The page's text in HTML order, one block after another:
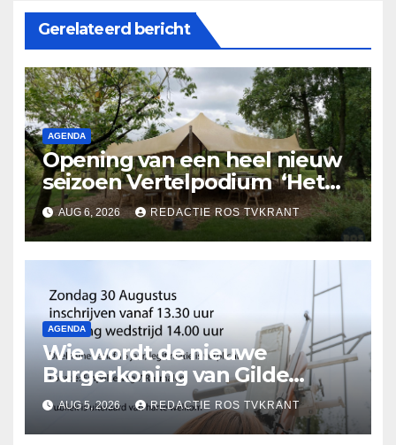
Gerelateerd bericht
AGENDA
Opening van een heel nieuw
seizoen Vertelpodium ‘Het
Lopende Vuur’. Landelijke
verhalen in Bomentuin D’n
Hooidonk
AUG 6, 2026 REDACTIE ROS TVKRANT
AGENDA
Wie wordt de nieuwe
Burgerkoning van Gilde
Rosmalen !
AUG 5, 2026 REDACTIE ROS TVKRANT